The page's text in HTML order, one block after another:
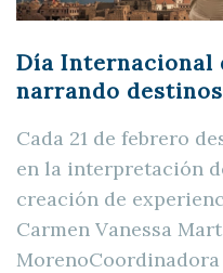
Día Internacional
narrando
Cada 21 de febrero
en la interpretación
creación de
Carmen Vanessa